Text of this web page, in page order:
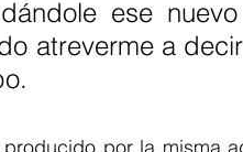
ese
atreverme a